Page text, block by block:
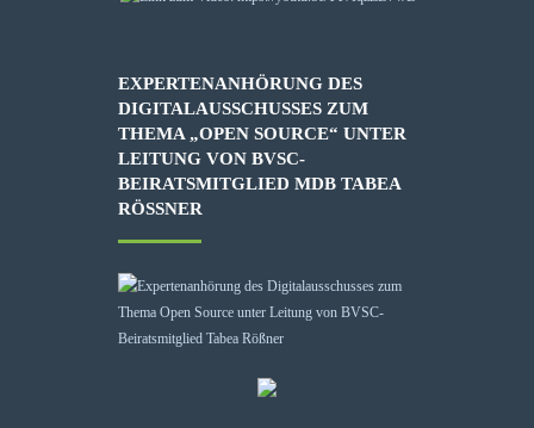
EXPERTENANHÖRUNG DES
DIGITALAUSSCHUSSES ZUM
THEMA „OPEN SOURCE“ UNTER
LEITUNG VON BVSC-
BEIRATSMITGLIED MDB TABEA
RÖSSNER